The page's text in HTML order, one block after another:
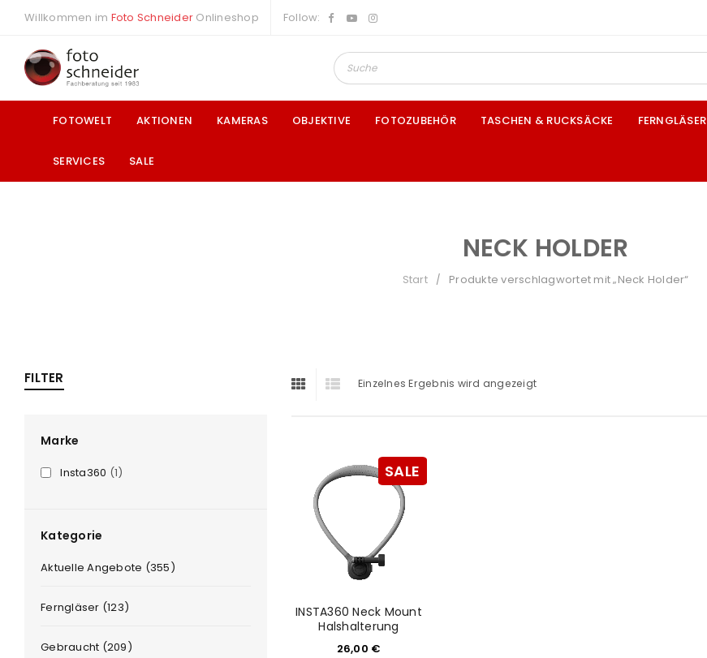
Willkommen im Foto Schneider Onlineshop Follow:
FOTOWELT AKTIONEN KAMERAS OBJEKTIVE FOTOZUBEHÖR TASCHEN & RUCKSÄCKE FERNGLÄSER
SERVICES SALE
NECK HOLDER
Start / Produkte verschlagwortet mit „Neck Holder“
FILTER
Marke
Insta360 (1)
Kategorie
Aktuelle Angebote (355)
Ferngläser (123)
Gebraucht (209)
Einzelnes Ergebnis wird angezeigt
SALE
INSTA360 Neck Mount
Halshalterung
26,00 €